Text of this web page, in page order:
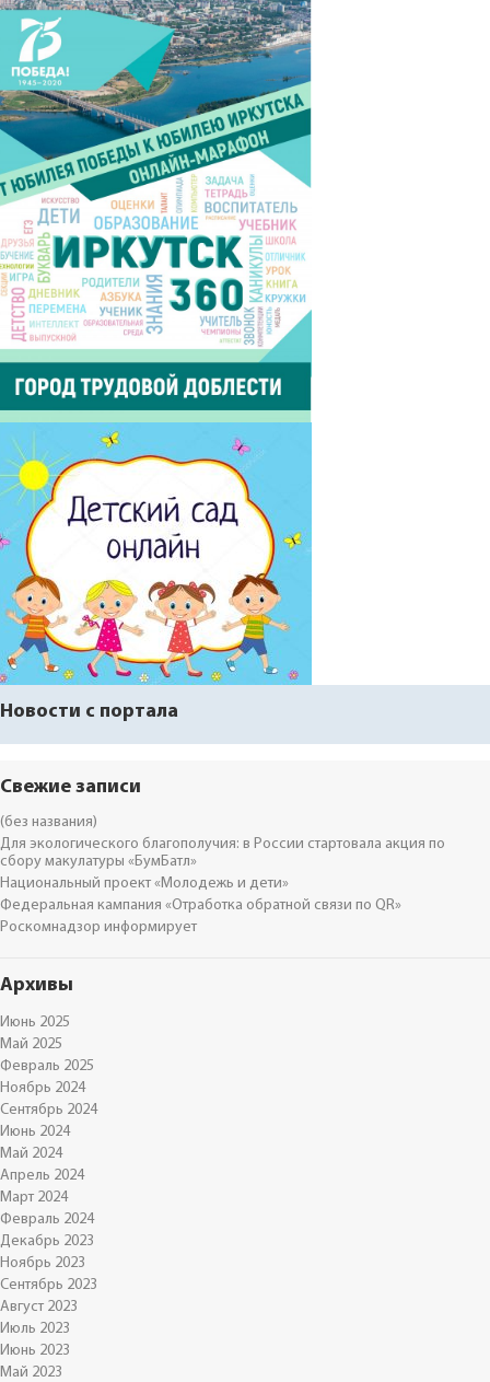
Новости с портала
Свежие записи
(без названия)
Для экологического благополучия: в России стартовала акция по
сбору макулатуры «БумБатл»
Национальный проект «Молодежь и дети»
Федеральная кампания «Отработка обратной связи по QR»
Роскомнадзор информирует
Архивы
Июнь 2025
Май 2025
Февраль 2025
Ноябрь 2024
Сентябрь 2024
Июнь 2024
Май 2024
Апрель 2024
Март 2024
Февраль 2024
Декабрь 2023
Ноябрь 2023
Сентябрь 2023
Август 2023
Июль 2023
Июнь 2023
Май 2023